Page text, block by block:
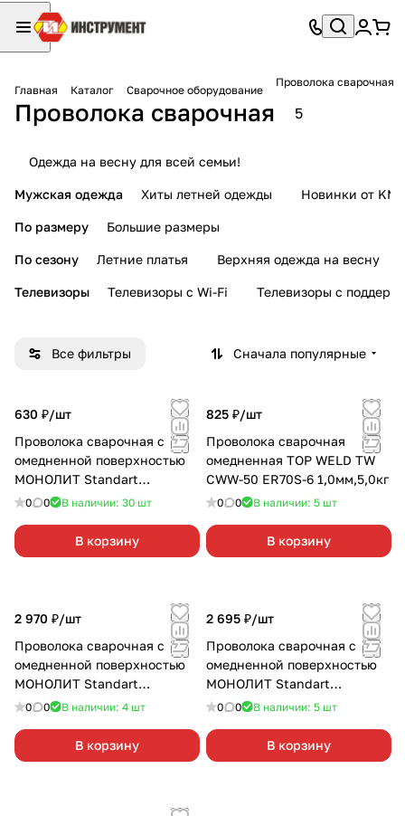
Главная Каталог Сварочное оборудование
Проволока сварочная
Проволока сварочная 5
Одежда на весну для всей семьи!
Мужская одежда Хиты летней одежды Новинки от KMI
По размеру Большие размеры
По сезону Летние платья Верхняя одежда на весну
Телевизоры Телевизоры с Wi-Fi Телевизоры с
Все фильтры Сначала популярные
630 ₽/шт
Проволока сварочная с
омедненной поверхностью
МОНОЛИТ Standart
Св-08Г2С 0,8мм,4,0кг
0 0 В наличии: 30 шт
В корзину
825 ₽/шт
Проволока сварочная
омедненная TOP WELD TW
CWW-50 ER70S-6 1,0мм,5,0кг
0 0 В наличии: 5 шт
В корзину
2 970 ₽/шт
Проволока сварочная с
омедненной поверхностью
МОНОЛИТ Standart
Св-08Г2С 0,8мм,18,0кг
0 0 В наличии: 4 шт
В корзину
2 695 ₽/шт
Проволока сварочная с
омедненной поверхностью
МОНОЛИТ Standart
Св-08Г2С 1,0мм,18,0кг
0 0 В наличии: 5 шт
В корзину